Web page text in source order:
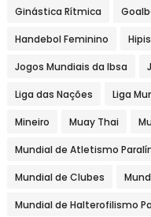
Ginástica Rítmica
Handebol Feminino
Jogos Mundiais da Ibsa
Liga das Nações Liga
Mineiro Muay Thai
Mundial de Atletismo
Mundial de Clubes
Mundial de Halterofilismo